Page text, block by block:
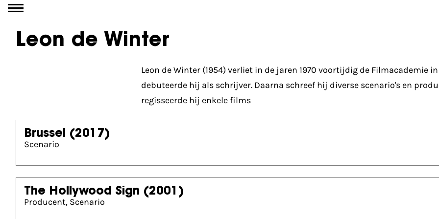
Ga naar inhoud
Leon de Winter
Leon de Winter (1954) verliet in de jaren 1970 voortijdig de Filmacademie
debuteerde hij als schrijver. Daarna schreef hij diverse scenario's en
regisseerde hij enkele films
Brussel (2017)
Scenario
The Hollywood Sign (2001)
Producent, Scenario